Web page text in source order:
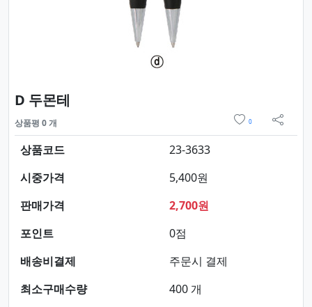
D 두몬테
상품평 0 개 0
sns 공
상품코드
23-3633
시중가격
5,400원
판매가격
2,700원
포인트
0점
배송비결제
주문시 결제
최소구매수량
400 개